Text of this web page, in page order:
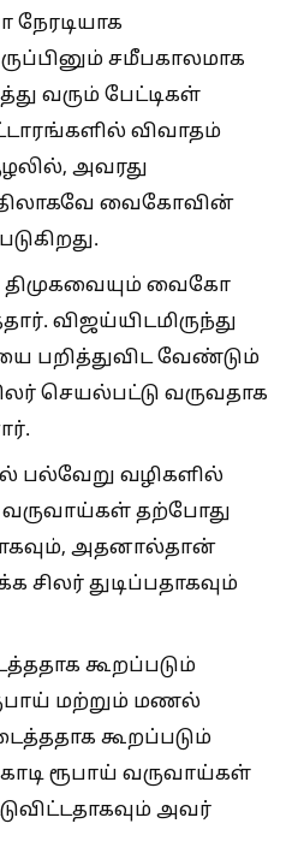
சமீபகாலமாக
வரும் பேட்டிகள்
விவாதம்
அவரது
வைகோவின்
வைகோ
விஜய்யிடமிருந்து
பறித்துவிட வேண்டும்
செயல்பட்டு வருவதாக
பல்வேறு வழிகளில்
தற்போது
அதனால்தான்
துடிப்பதாகவும்
கூறப்படும்
மற்றும் மணல்
கூறப்படும்
ரூபாய் வருவாய்கள்
அவர்